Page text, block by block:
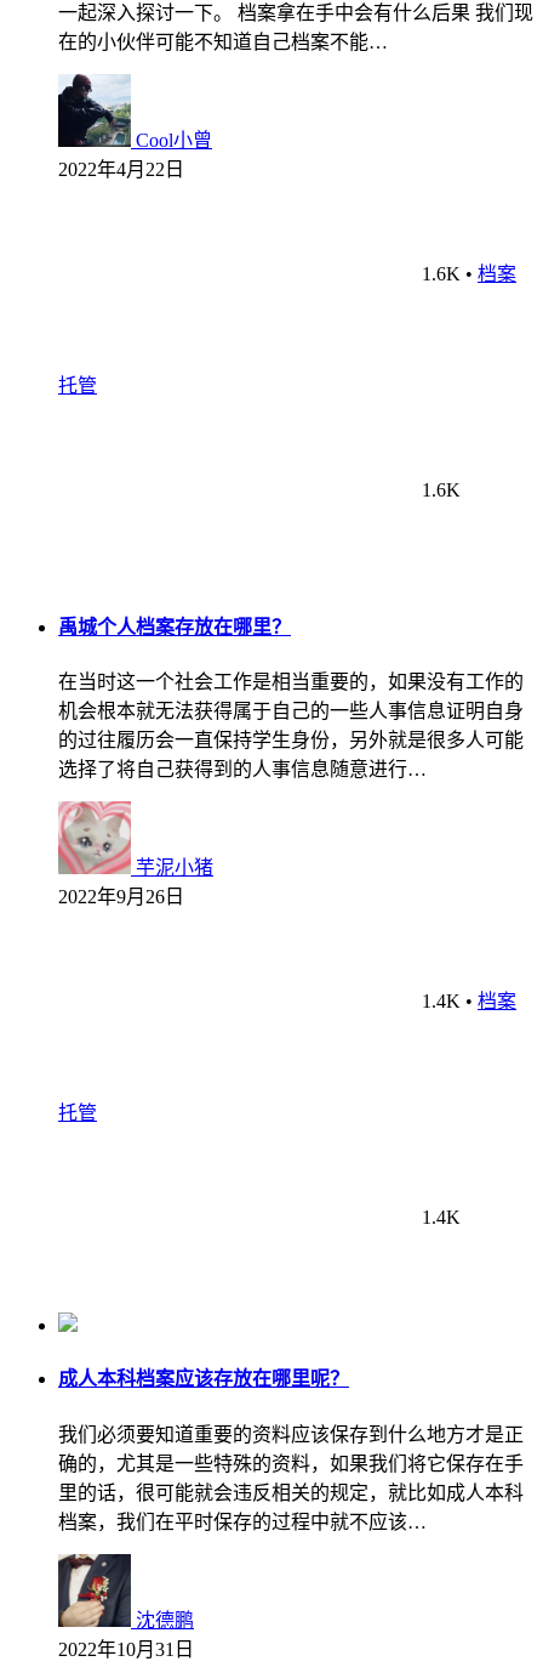
一起深入探讨一下。 档案拿在手中会有什么后果 我们现
在的小伙伴可能不知道自己档案不能…
Cool小曾
2022年4月22日
1.6K • 档案
托管
1.6K
禹城个人档案存放在哪里？
在当时这一个社会工作是相当重要的，如果没有工作的
机会根本就无法获得属于自己的一些人事信息证明自身
的过往履历会一直保持学生身份，另外就是很多人可能
选择了将自己获得到的人事信息随意进行…
芋泥小猪
2022年9月26日
1.4K • 档案
托管
1.4K
成人本科档案应该存放在哪里呢？
我们必须要知道重要的资料应该保存到什么地方才是正
确的，尤其是一些特殊的资料，如果我们将它保存在手
里的话，很可能就会违反相关的规定，就比如成人本科
档案，我们在平时保存的过程中就不应该…
沈德鹏
2022年10月31日